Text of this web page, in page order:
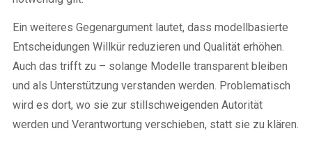
Ein weiteres Gegenargument lautet, dass modellbasierte
Entscheidungen Willkür reduzieren und Qualität erhöhen.
Auch das trifft zu – solange Modelle transparent bleiben
und als Unterstützung verstanden werden. Problematisch
wird es dort, wo sie zur stillschweigenden Autorität
werden und Verantwortung verschieben, statt sie zu klären.